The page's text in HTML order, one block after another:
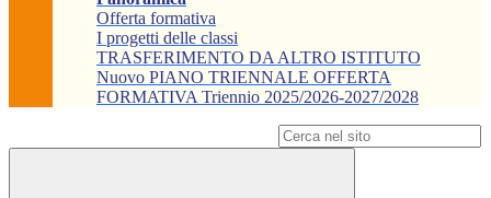
Offerta formativa
I progetti delle classi
TRASFERIMENTO DA ALTRO ISTITUTO
Nuovo PIANO TRIENNALE OFFERTA
FORMATIVA Triennio 2025/2026-2027/2028